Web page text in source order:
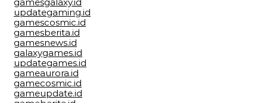
updategaming.id
gamescosmic.id
gamesberita.id
gamesnews.id
galaxygames.id
updategames.id
gameaurora.id
gamecosmic.id
gameupdate.id